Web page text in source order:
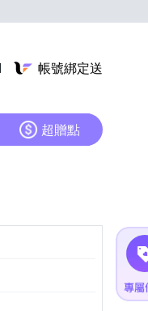
帳號綁定送
超贈點